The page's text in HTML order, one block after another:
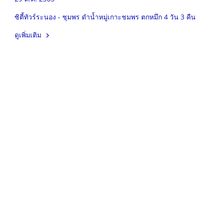
ซิตี้ทัวร์ระนอง - ชุมพร ดำน้ำหมู่เกาะชมพร ตกหมึก 4 วัน 3 คืน
ดูเพิ่มเติม